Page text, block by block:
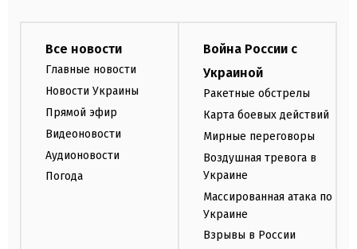
Все новости
Главные новости
Новости Украины
Прямой эфир
Видеоновости
Аудионовости
Погода
Война России с
Украиной
Ракетные обстрелы
Карта боевых действий
Мирные переговоры
Воздушная тревога в
Украине
Массированная атака по
Украине
Взрывы в России